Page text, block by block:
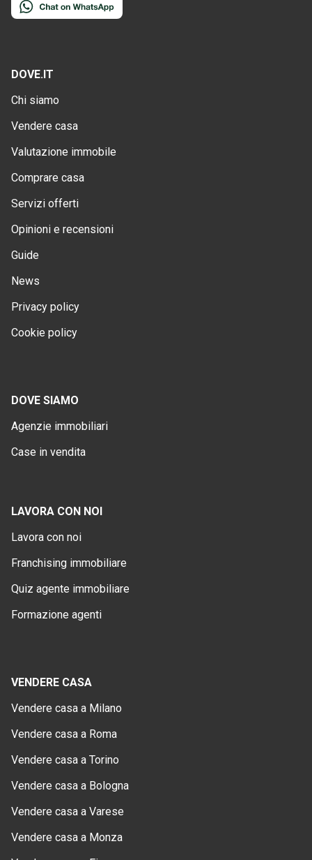
DOVE.IT
Chi siamo
Vendere casa
Valutazione immobile
Comprare casa
Servizi offerti
Opinioni e recensioni
Guide
News
Privacy policy
Cookie policy
DOVE SIAMO
Agenzie immobiliari
Case in vendita
LAVORA CON NOI
Lavora con noi
Franchising immobiliare
Quiz agente immobiliare
Formazione agenti
VENDERE CASA
Vendere casa a Milano
Vendere casa a Roma
Vendere casa a Torino
Vendere casa a Bologna
Vendere casa a Varese
Vendere casa a Monza